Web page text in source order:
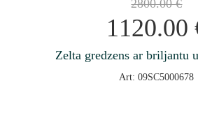
2800.00€
1120.00
Zelta gredzens ar briljantu
Art: 09SC5000678